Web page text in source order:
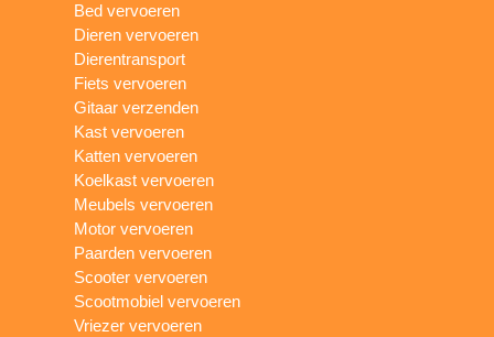
Bed vervoeren
Dieren vervoeren
Dierentransport
Fiets vervoeren
Gitaar verzenden
Kast vervoeren
Katten vervoeren
Koelkast vervoeren
Meubels vervoeren
Motor vervoeren
Paarden vervoeren
Scooter vervoeren
Scootmobiel vervoeren
Vriezer vervoeren